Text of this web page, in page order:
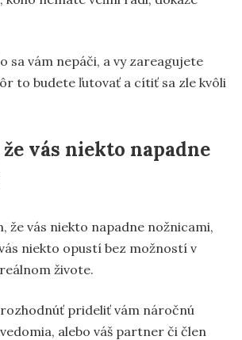
sa vám nepáči, a vy zareagujete
to budete ľutovať a cítiť sa zle kvôli
že vás niekto napadne
že vás niekto napadne nožnicami,
niekto opustí bez možností v
živote.
rozhodnúť prideliť vám náročnú
alebo váš partner či člen